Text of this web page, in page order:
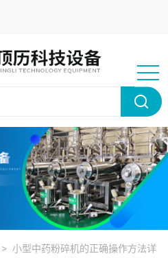
> 小型中药粉碎机的正确操作方法详